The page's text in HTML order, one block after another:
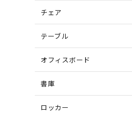
チェア
テーブル
オフィスボード
書庫
ロッカー